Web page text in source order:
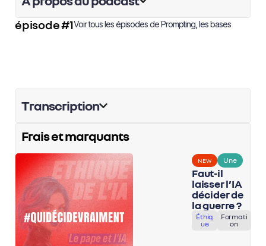
épisode #1Voir tous les épisodes dePrompting, les bases
Transcription
Frais et marquants
NEW Une
Faut-il
laisser l’IA
décider de
la guerre ?
Éthiq
ue
Formati
on